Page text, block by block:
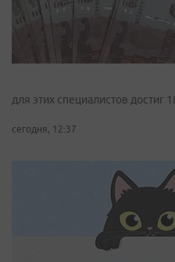
для этих специалистов достиг
сегодня, 12:37